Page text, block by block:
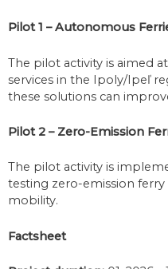
Pilot 1 – Autonomous
The pilot activity is aimed
services in the Ipoly/Ipeľ
these solutions can
Pilot 2 – Zero-Emission
The pilot activity is
testing zero-emission
mobility.
Factsheet